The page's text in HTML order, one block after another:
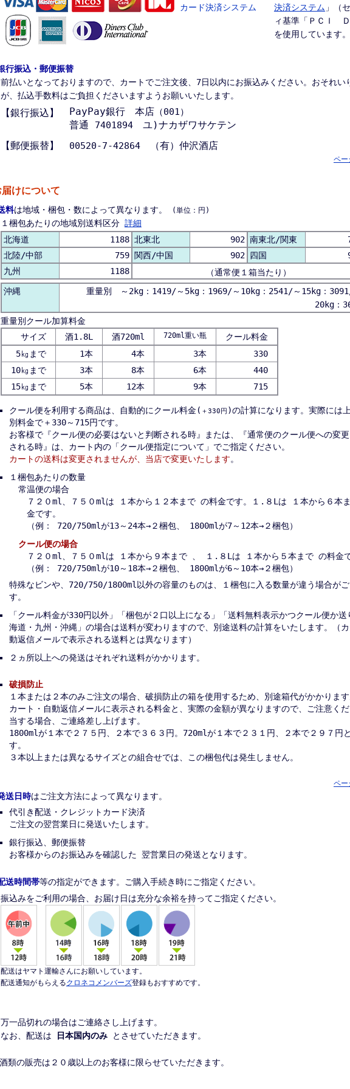
決済システム 」（
ィ基準「ＰＣＩ Ｄ
を使用しています。
行振込・郵便振替
前払いとなっておりますので、カートでご注文後、7日以内にお振込みください。おそれい
が、払込手数料はご負担くださいますようお願いいたします。
【銀行振込】 PayPay銀行 本店（001）
普通 7401894ユ)ナカザワサケテン
【郵便振替】
00520-7-42864（有）仲沢酒店
ペー
けについて
料は地域・梱包・数によって異なります。 (単位：円)
１梱包あたりの地域別送料区分 詳細
北海道
1188 北東北 902 南東北/関東
北陸/中部
759 関西/中国 902 四国
九州
1188
（通常便１箱当たり）
沖縄
重量別 ～2kg：1419/～5kg：1969/～10kg：2541/～15kg：
20kg：
重量別クール加算料金
サイズ
酒1.8L 酒720ml 720ml重い瓶
クール料金
5㎏まで
1本 4本 3本
330
10㎏まで
3本 8本 6本
440
15㎏まで
5本 12本 9本 715
クール便を利用する商品は、自動的にクール料金( ＋330円 )の計算になります。実際には
別料金で＋330～715円です。
お客様で『クール便の必要はないと判断される時』または、『通常便のクール便への変
される時』は、カート内の「クール便指定について」でご指定ください。
カートの送料は変更されませんが、当店で変更いたします。
１梱包あたりの数量
常温便の場合
７２０ml、７５０mlは １本から１２本まで の料金です。１.８Lは １本から６本
金です。
（例： 720/750mlが13～24本→２梱包、 1800mlが7～12本→２梱包）
クール便の場合
７２０ml、７５０mlは １本から９本まで 、 １.８Lは １本から５本まで の料金で
（例： 720/750mlが10～18本→２梱包、 1800mlが6～10本→２梱包）
特殊なビンや、720/750/1800ml以外の容量のものは、１梱包に入る数量が違う場合がご
す。
「クール料金が330円以外」「梱包が２口以上になる」「送料無料表示かつクール便か送
海道・九州・沖縄」の場合は送料が変わりますので、別途送料の計算をいたします。（
動返信メールで表示される送料とは異なります）
２ヵ所以上への発送はそれぞれ送料がかかります。
破損防止
１本または２本のみご注文の場合、破損防止の箱を使用するため、別途箱代がかかります
カート・自動返信メールに表示される料金と、実際の金額が異なりますので、ご注意く
当する場合、ご連絡差し上げます。
1800mlが１本で２７５円、２本で３６３円。720mlが１本で２３１円、２本で２９７円
す。
３本以上または異なるサイズとの組合せでは、この梱包代は発生しません。
ペー
送日時はご注文方法によって異なります。
代引き配送・クレジットカード決済
ご注文の翌営業日に発送いたします。
銀行振込、郵便振替
お客様からのお振込みを確認した 翌営業日の発送となります。
送時間帯等の指定ができます。ご購入手続き時にご指定ください。
振込みをご利用の場合、お届け日は充分な余裕を持ってご指定ください。
配送はヤマト運輸さんにお願いしています。
配送通知がもらえるクロネコメンバーズ登録もおすすめです。
一品切れの場合はご連絡さし上げます。
お、配送は
日本国内のみ とさせていただきます。
類の販売は２０歳以上のお客様に限らせていただきます。